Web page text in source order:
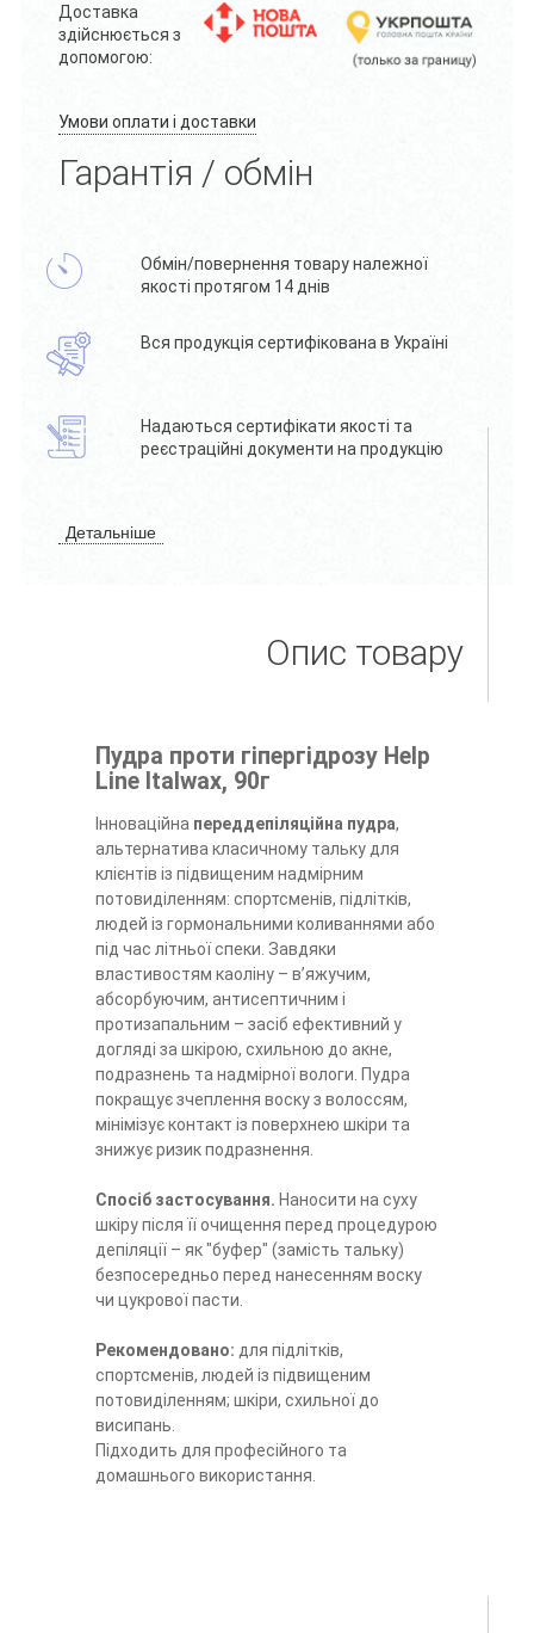
Доставка
здійснюється з
допомогою:
Умови оплати і доставки
Гарантія / обмін
Обмін/повернення товару належної
якості протягом 14 днів
Вся продукція сертифікована в Україні
Надаються сертифікати якості та
реєстраційні документи на продукцію
Детальніше
Опис товару
Пудра проти гіпергідрозу Help
Line Italwax, 90г
Інноваційна переддепіляційна пудра,
альтернатива класичному тальку для
клієнтів із підвищеним надмірним
потовиділенням: спортсменів, підлітків,
людей із гормональними коливаннями або
під час літньої спеки. Завдяки
властивостям каоліну – в’яжучим,
абсорбуючим, антисептичним і
протизапальним – засіб ефективний у
догляді за шкірою, схильною до акне,
подразнень та надмірної вологи. Пудра
покращує зчеплення воску з волоссям,
мінімізує контакт із поверхнею шкіри та
знижує ризик подразнення.
Спосіб застосування. Наносити на суху
шкіру після її очищення перед процедурою
депіляції – як "буфер" (замість тальку)
безпосередньо перед нанесенням воску
чи цукрової пасти.
Рекомендовано: для підлітків,
спортсменів, людей із підвищеним
потовиділенням; шкіри, схильної до
висипань.
Підходить для професійного та
домашнього використання.